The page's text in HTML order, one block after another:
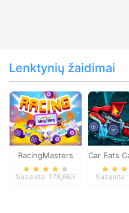
Lenktynių žaidimai
RacingMasters
Suzaista: 178,663
Car Eats
Suzaista: